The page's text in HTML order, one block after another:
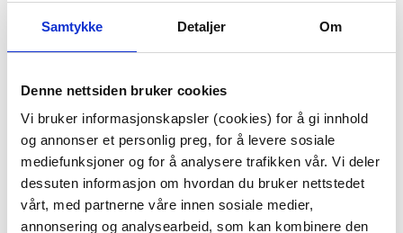
Samtykke Detaljer Om
Denne nettsiden bruker cookies
Vi bruker informasjonskapsler (cookies) for å gi innhold
og annonser et personlig preg, for å levere sosiale
mediefunksjoner og for å analysere trafikken vår. Vi deler
dessuten informasjon om hvordan du bruker nettstedet
vårt, med partnerne våre innen sosiale medier,
annonsering og analysearbeid, som kan kombinere den
CM TAUPE
349,90
KJØP
219,00
KJØP